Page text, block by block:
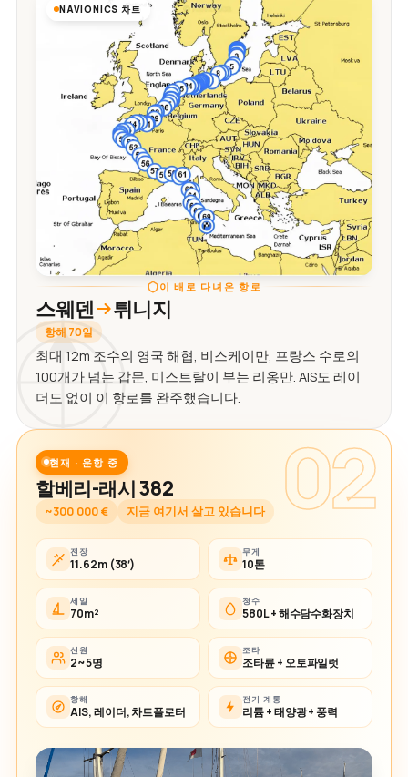
NAVIONICS 차트
이 배로 다녀온 항로
스웨덴 튀니지
항해 70일
최대 12m 조수의 영국 해협, 비스케이만, 프랑스 수로의
100개가 넘는 갑문, 미스트랄이 부는 리옹만. AIS도 레이
더도 없이 이 항로를 완주했습니다.
02
현재 · 운항 중
할베리-래시 382
~300 000 € 지금 여기서 살고 있습니다
전장
11.62m (38′)
무게
10톤
세일
70m²
청수
580L + 해수담수화장치
선원
2~5명
조타
조타륜 + 오토파일럿
항해
AIS, 레이더, 차트플로터
전기 계통
리튬 + 태양광 + 풍력